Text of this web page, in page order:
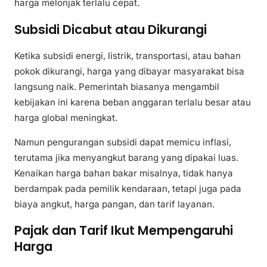
harga melonjak terlalu cepat.
Subsidi Dicabut atau Dikurangi
Ketika subsidi energi, listrik, transportasi, atau bahan
pokok dikurangi, harga yang dibayar masyarakat bisa
langsung naik. Pemerintah biasanya mengambil
kebijakan ini karena beban anggaran terlalu besar atau
harga global meningkat.
Namun pengurangan subsidi dapat memicu inflasi,
terutama jika menyangkut barang yang dipakai luas.
Kenaikan harga bahan bakar misalnya, tidak hanya
berdampak pada pemilik kendaraan, tetapi juga pada
biaya angkut, harga pangan, dan tarif layanan.
Pajak dan Tarif Ikut Mempengaruhi
Harga